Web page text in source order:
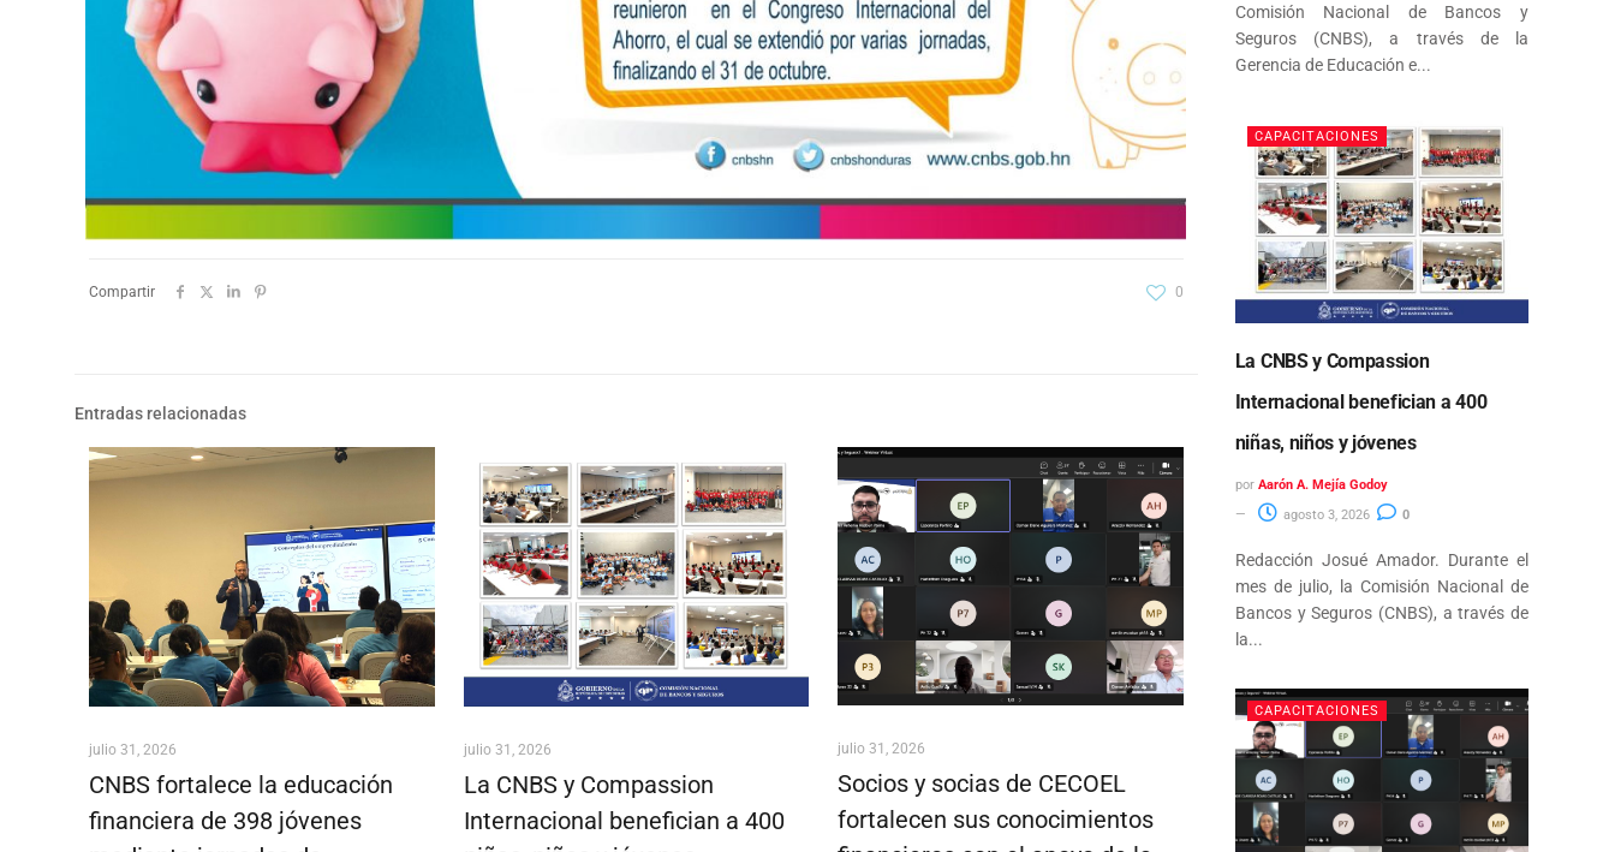
Compartir 0
Entradas relacionadas
julio 31, 2026
CNBS fortalece la educación
financiera de 398 jóvenes
julio 31, 2026
La CNBS y Compassion
Internacional benefician a 400
julio 31, 2026
Socios y socias de CECOEL
fortalecen sus conocimientos
Comisión Nacional de Bancos y
Seguros (CNBS), a través de la
Gerencia de Educación e...
CAPACITACIONES
La CNBS y Compassion
Internacional benefician a 400
niñas, niños y jóvenes
por Aarón A. Mejía Godoy
agosto 3, 2026
0
Redacción Josué Amador. Durante el
mes de julio, la Comisión Nacional de
Bancos y Seguros (CNBS), a través de
la...
CAPACITACIONES